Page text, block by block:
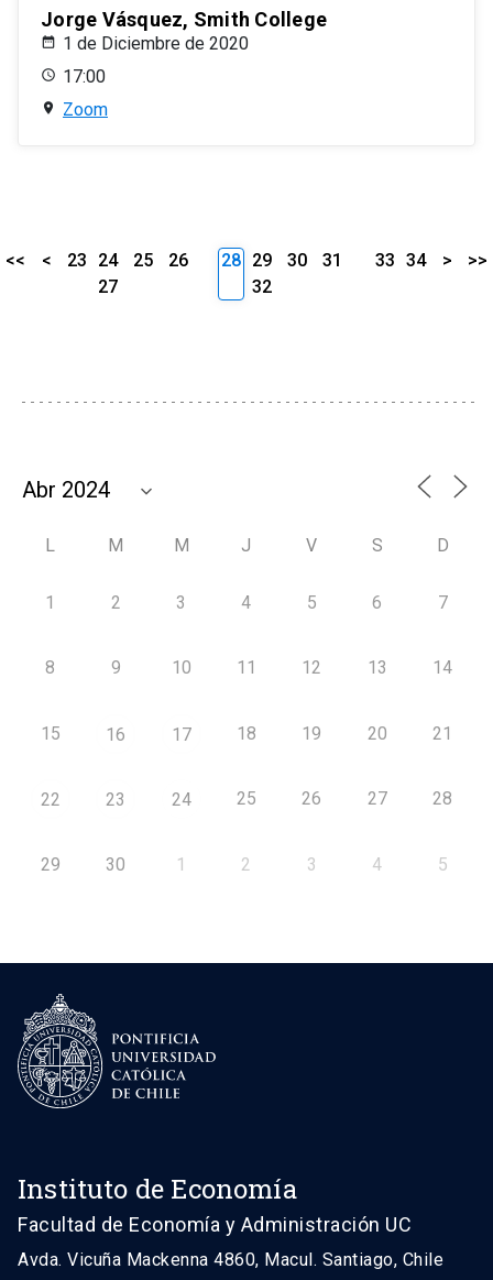
Jorge Vásquez, Smith College
1 de Diciembre de 2020
17:00
Zoom
<< < 23 24 25
26
27
28 29 30
31
32
33 34 > >>
L M M J V S D
1 2 3 4 5 6 7
8 9 10 11 12 13 14
15 16 17 18 19 20 21
22 23 24 25 26 27 28
29 30 1 2 3 4 5
Instituto de Economía
Facultad de Economía y Administración UC
Avda. Vicuña Mackenna 4860, Macul. Santiago, Chile